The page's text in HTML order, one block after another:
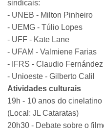
sindicais:
- UNEB - Milton Pinheiro
- UEMG - Túlio Lopes
- UFF - Kate Lane
- UFAM - Valmiene Farias
- IFRS - Claudio Fernández
- Unioeste - Gilberto Calil
Atividades culturais
19h - 10 anos do
(Local: JL Cataratas)
20h30 - Debate sobre o